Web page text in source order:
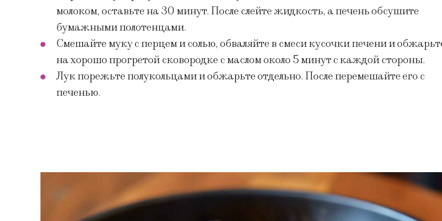
молоком, оставьте на 30 минут. После слейте жидкость, а печень обсушите
бумажными полотенцами.
Смешайте муку с перцем и солью, обваляйте в смеси кусочки печени и
на хорошо прогретой сковородке с маслом около 5 минут с каждой стороны.
Лук порежьте полукольцами и обжарьте отдельно. После перемешайте его с
печенью.